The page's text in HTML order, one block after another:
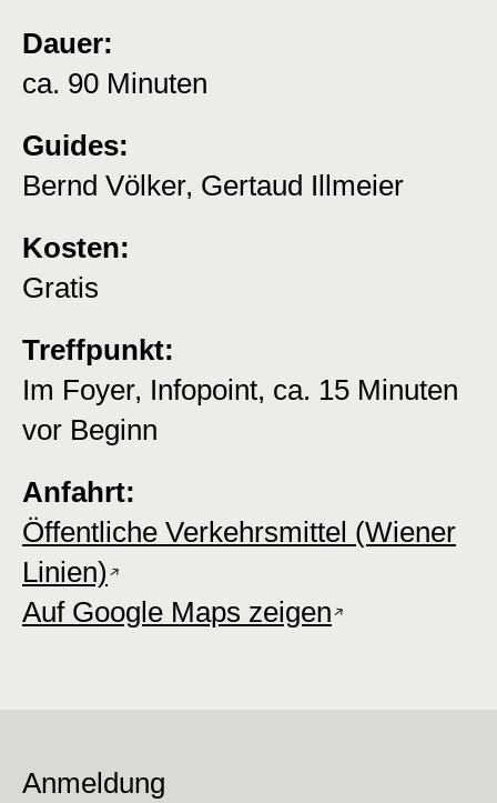
Dauer:
ca. 90 Minuten
Guides:
Bernd Völker, Gertaud Illmeier
Kosten:
Gratis
Treffpunkt:
Im Foyer, Infopoint, ca. 15 Minuten
vor Beginn
Anfahrt:
Öffentliche Verkehrsmittel (Wiener
Linien)
Auf Google Maps zeigen
Anmeldung